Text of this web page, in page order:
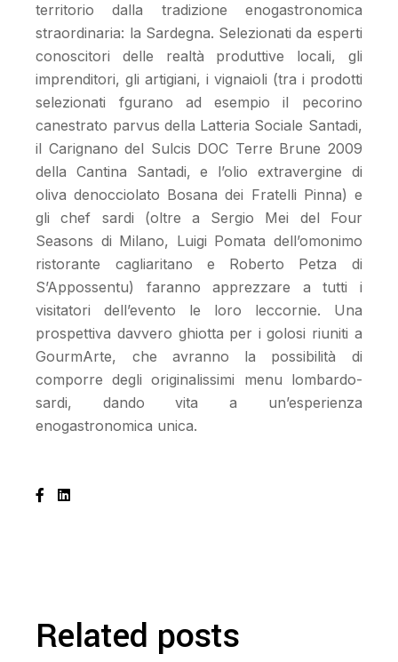
territorio dalla tradizione enogastronomica
straordinaria: la Sardegna. Selezionati da esperti
conoscitori delle realtà produttive locali, gli
imprenditori, gli artigiani, i vignaioli (tra i prodotti
selezionati fgurano ad esempio il pecorino
canestrato parvus della Latteria Sociale Santadi,
il Carignano del Sulcis DOC Terre Brune 2009
della Cantina Santadi, e l’olio extravergine di
oliva denocciolato Bosana dei Fratelli Pinna) e
gli chef sardi (oltre a Sergio Mei del Four
Seasons di Milano, Luigi Pomata dell’omonimo
ristorante cagliaritano e Roberto Petza di
S’Appossentu) faranno apprezzare a tutti i
visitatori dell’evento le loro leccornie. Una
prospettiva davvero ghiotta per i golosi riuniti a
GourmArte, che avranno la possibilità di
comporre degli originalissimi menu lombardo-
sardi, dando vita a un’esperienza
enogastronomica unica.
Related posts